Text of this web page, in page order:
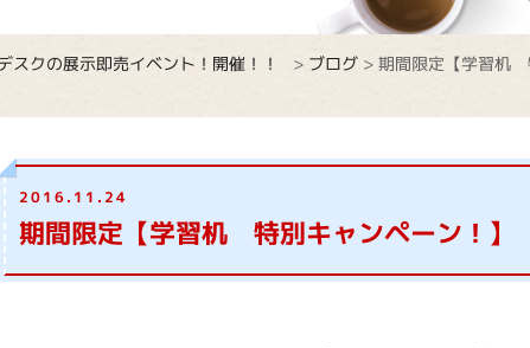
スクの展示即売イベント！開催！！ > ブログ > 期間限定【学習机
2016.11.24
期間限定【学習机 特別キャンペーン！】